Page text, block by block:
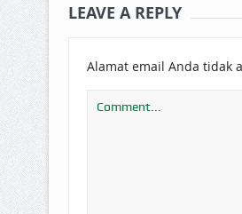
LEAVE A REPLY
Alamat email Anda tidak